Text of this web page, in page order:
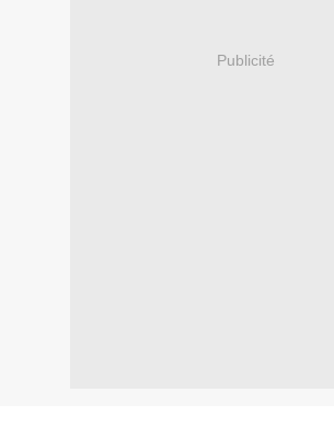
Publicité